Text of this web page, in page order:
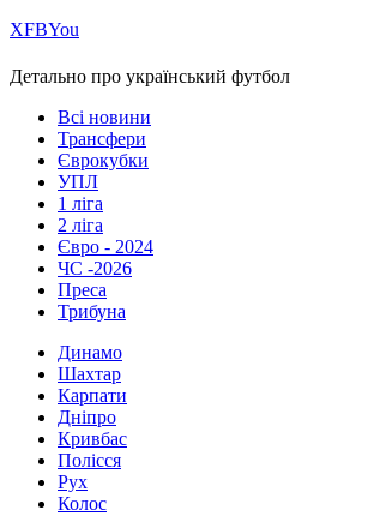
ХFBYou
Детально про український футбол
Всі новини
Трансфери
Єврокубки
УПЛ
1 ліга
2 ліга
Євро - 2024
ЧС -2026
Преса
Трибуна
Динамо
Шахтар
Карпати
Дніпро
Кривбас
Полісся
Рух
Колос